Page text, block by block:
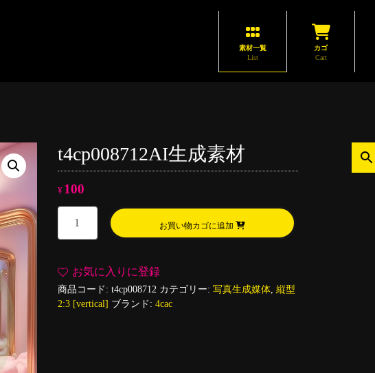
素材一覧
List
カゴ
Cart
t4cp008712AI生成素材
¥ 100
t4cp008712AI
材
個
お買い物カゴに追加
お気に入りに登録
商品コード: t4cp008712 カテゴリー: 写真生成媒体, 縦型
2:3 [vertical] ブランド: 4cac